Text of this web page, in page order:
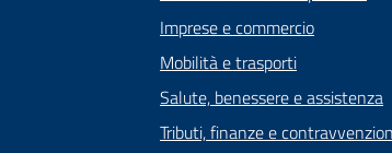
Imprese e commercio
Mobilità e trasporti
Salute, benessere e assistenza
Tributi, finanze e